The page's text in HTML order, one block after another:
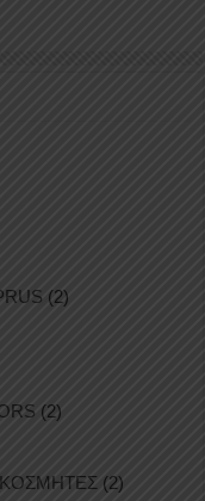
(2)
(2)
(2)